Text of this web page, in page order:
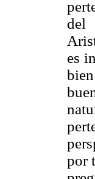
del
es
por